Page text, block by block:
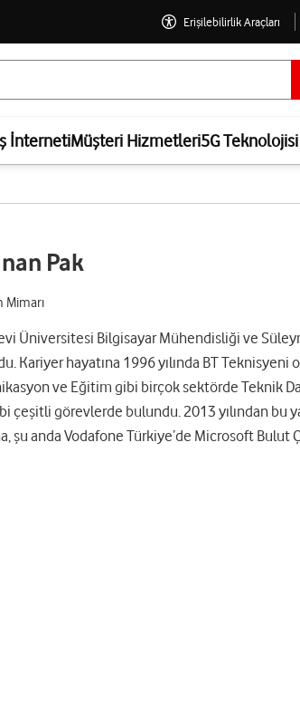
Erişilebilirlik Araçları
İnternetiMüşteri Hizmetleri5G Teknolojisi
Pak
Mimarı
Üniversitesi Bilgisayar Mühendisliği ve
Kariyer hayatına 1996 yılında BT
ve Eğitim gibi birçok sektörde Teknik
çeşitli görevlerde bulundu. 2013 yılından bu
şu anda Vodafone Türkiye’de Microsoft